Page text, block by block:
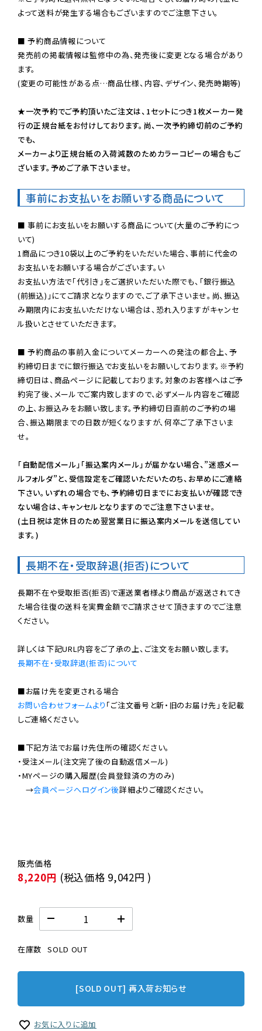
よって送料が発生する場合もございますのでご注意下さい。
■ 予約商品情報について
発売前の掲載情報は監修中の為、発売後に変更となる場合があり
ます。
(変更の可能性がある点…商品仕様、内容、デザイン、発売時期等)
★一次予約でご予約頂いたご注文は、1セットにつき1枚メーカー発
行の正規台紙をお付けしております。尚、一次予約締切前のご予約
でも、
メーカーより正規台紙の入荷減数のためカラーコピーの場合もご
ざいます。予めご了承下さいませ。
事前にお支払いをお願いする商品について
■ 事前にお支払いをお願いする商品について(大量のご予約につ
いて)
1商品につき10袋以上のご予約をいただいた場合、事前に代金の
お支払いをお願いする場合がございます。い
お支払い方法で「代引き」をご選択いただいた際でも、「銀行振込
(前振込)」にてご請求となりますので、ご了承下さいませ。尚、振込
み期限内にお支払いただけない場合は、恐れ入りますがキャンセ
ル扱いとさせていただきます。
■ 予約商品の事前入金についてメーカーへの発注の都合上、予
約締切日までに銀行振込でお支払いをお願いしております。※予約
締切日は、商品ページに記載しております。対象のお客様へはご予
約完了後、メールでご案内致しますので、必ずメール内容をご確認
の上、お振込みをお願い致します。予約締切日直前のご予約の場
合、振込期限までの日数が短くなりますが、何卒ご了承下さいま
せ。
「自動配信メール」「振込案内メール」が届かない場合、”迷惑メー
ルフォルダ”と、受信設定をご確認いただいたのち、お早めにご連絡
下さい。いずれの場合でも、予約締切日までにお支払いが確認でき
ない場合は、キャンセルとなりますのでご注意下さいませ。
(土日祝は定休日のため翌営業日に振込案内メールを送信してい
ます。)
長期不在・受取辞退(拒否)について
長期不在や受取拒否(拒否)で運送業者様より商品が返送されてき
た場合往復の送料を実費金額でご請求させて頂きますのでご注意
ください。
長期不在・受取辞退(拒否)について
お問い合わせフォームより 「ご注文番号と新・旧のお届け先」を記載
しご連絡ください。
■下記方法でお届け先住所の確認ください。
・受注メール(注文完了後の自動返信メール)
・MYページの購入履歴(会員登録済の方のみ)
→会員ページへログイン後
8,220円 (税込価格 9,042円 )
数量
在庫数 SOLD OUT
[SOLD OUT] 再入荷お知らせ
お気に入りに追加